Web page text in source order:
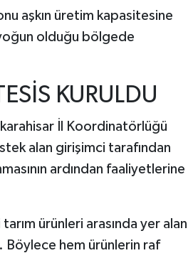
aşkın üretim kapasitesine
olduğu bölgede
KURULDU
İl Koordinatörlüğü
alan girişimci tarafından
ardından faaliyetlerine
ürünleri arasında yer alan
Böylece hem ürünlerin raf